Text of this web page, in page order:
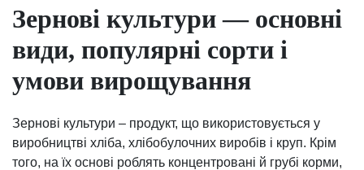
Зернові культури — основні
види, популярні сорти і
умови вирощування
Зернові культури – продукт, що використовується у
виробництві хліба, хлібобулочних виробів і круп. Крім
того, на їх основі роблять концентровані й грубі корми,